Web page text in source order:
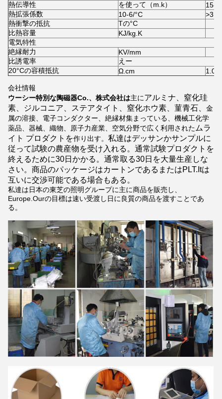
熱伝導性 を使って（m.k）
15-
熱拡張係数
10-6/°C >3.1
熱衝撃の抵抗
Tの°C
比熱容量
KJ/kg.K
電気特性
絶縁耐力
KV/mm
比誘電率
えー
20°Cの容積抵抗
Ω.cm
会社情報
ウーシー特別な陶磁器Co.、株式会社は主にアルミナ、窒化珪
素、ジルコニア、ステアタイト、窒化ホウ素、菫青石、 金
属の溶接、 電子コンダクター、絶縁材集まっている、機械工化学
薬品、器械、織物、原子力産業、空気分野で広く利用された ムラ
イト プロダクトを作り出す。 私達はデッサンかサンプルに
従って試験の農産物を受け入れる。通常試験プロダクトを
終えるために30日かかる。通常取る30日を大量生産しな
さい。商品のパッケージはカートンであるまたはPLT.Itは
互いに交渉可能である場合もある。
私達は日本の東芝の照明グループに主に商品を販売し、
Europe.Ourの目標は速い受渡し日に良質の商品を渡すことであ
る。